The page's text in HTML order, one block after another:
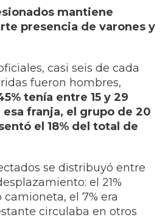
mantiene
presencia de varones y
casi seis de cada
fueron hombres,
tenía entre 15 y 29
franja, el grupo de 20
el 18% del total de
se distribuyó entre
el 21%
el 7% era
circulaba en otros